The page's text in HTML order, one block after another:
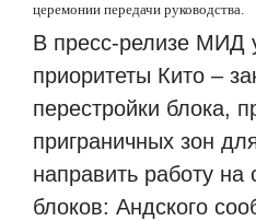
церемонии передачи руководства.
В пресс-релизе МИД
приоритеты Кито –
перестройки блока,
приграничных зон
направить работу на
блоков: Андского